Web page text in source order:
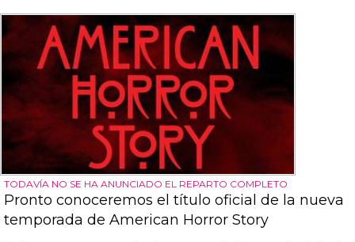
TODAVÍA NO SE HA ANUNCIADO EL REPARTO COMPLETO
Pronto conoceremos el título oficial de la nueva
temporada de American Horror Story